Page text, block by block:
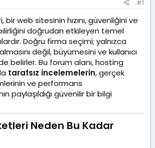
t
a
r
i
h
i
m
e
#1
bir web sitesinin hızını, güvenliğini ve
doğrudan etkileyen temel
Doğru firma seçimi; yalnızca
değil, büyümesini ve kullanıcı
belirler. Bu forum alanı, hosting
tarafsız incelemelerin, gerçek
ve performans
paylaşıldığı güvenilir bir bilgi
Neden Bu Kadar